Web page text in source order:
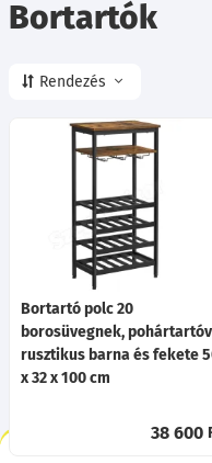
Bortartók
Rendezés
Bortartó polc 20
borosüvegnek,
rusztikus barna és fekete
x 32 x 100 cm
38 600